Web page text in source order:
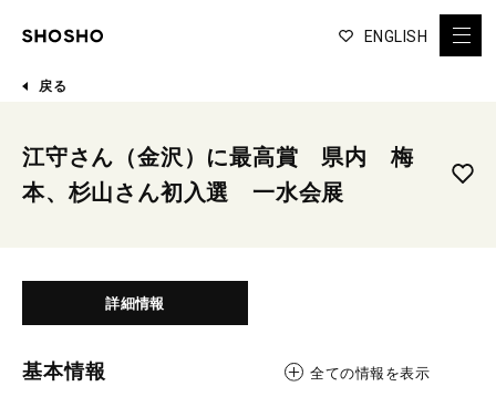
ENGLISH
戻る
江守さん（金沢）に最高賞 県内 梅
本、杉山さん初入選 一水会展
詳細情報
基本情報 全ての情報を表示